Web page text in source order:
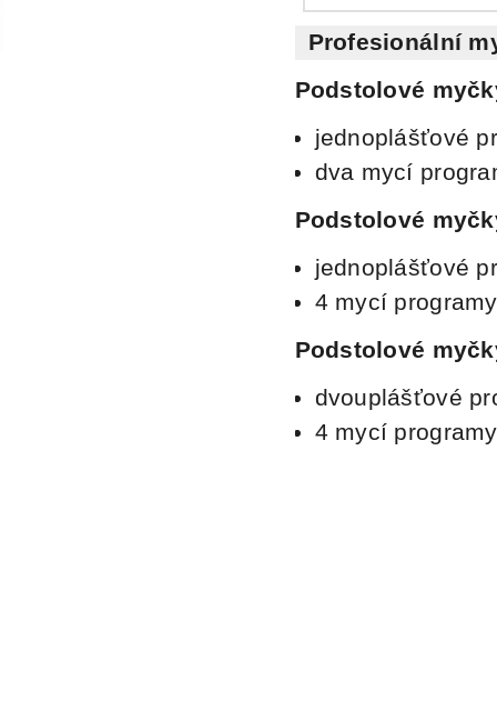
Profesionální
Podstolové
jednoplášťové
dva mycí
Podstolové
jednoplášťové
4 mycí programy
Podstolové
dvouplášťové
4 mycí programy